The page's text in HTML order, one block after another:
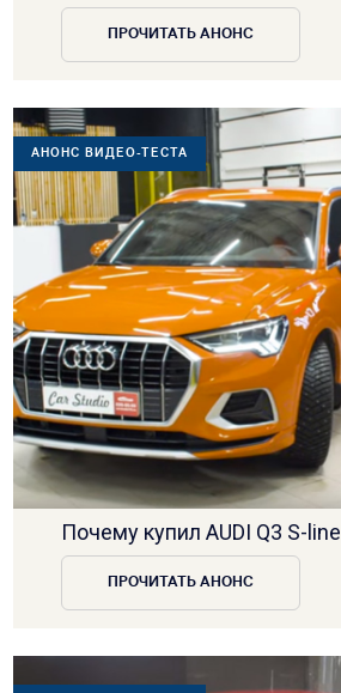
ПРОЧИТАТЬ АНОНС
АНОНС ВИДЕО-ТЕСТА
Почему купил AUDI Q3 S-line
ПРОЧИТАТЬ АНОНС